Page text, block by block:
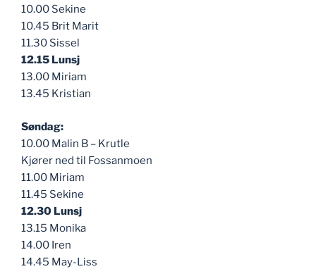
10.00 Sekine
10.45 Brit Marit
11.30 Sissel
12.15 Lunsj
13.00 Miriam
13.45 Kristian
Søndag:
10.00 Malin B – Krutle
Kjører ned til Fossanmoen
11.00 Miriam
11.45 Sekine
12.30 Lunsj
13.15 Monika
14.00 Iren
14.45 May-Liss